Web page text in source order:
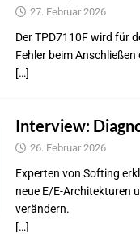
27. Februar 2026
Der TPD7110F wird für
Fehler beim
[…]
Interview:
26. Februar 2026
Experten von Softing
neue E/E-Architekturen
verändern.
[…]